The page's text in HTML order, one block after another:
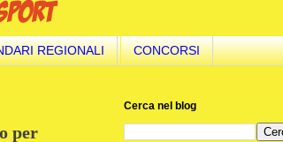
REGIONALI CONCORSI
per
Cerca nel blog